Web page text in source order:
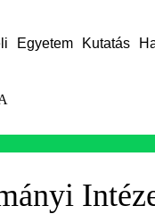
Egyetem Kutatás